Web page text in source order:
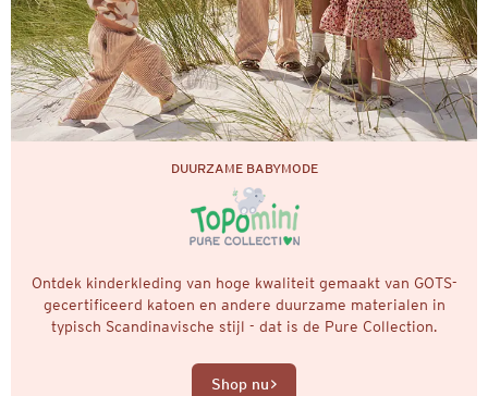
DUURZAME BABYMODE
Ontdek kinderkleding van hoge kwaliteit gemaakt van GOTS-
gecertificeerd katoen en andere duurzame materialen in
typisch Scandinavische stijl - dat is de Pure Collection.
Shop nu